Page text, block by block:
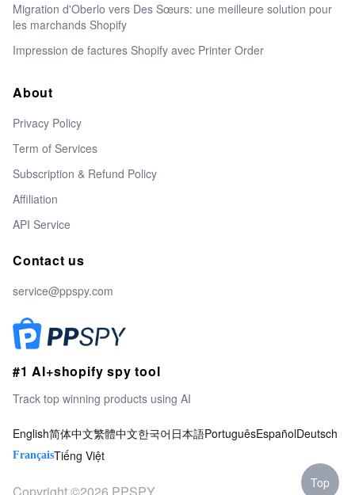
Migration d'Oberlo vers Des Sœurs: une meilleure solution pour
les marchands Shopify
Impression de factures Shopify avec Printer Order
About
Privacy Policy
Term of Services
Subscription & Refund Policy
Affiliation
API Service
Contact us
service@ppspy.com
#1 AI+shopify spy tool
Track top winning products using AI
English简体中文繁體中文한국어 日本語PortuguêsEspañolDeutsch
FrançaisTiếng Việt
Top